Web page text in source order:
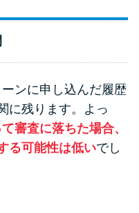
ードローンの問い
ンに申し込んだ履歴
に残ります。よっ
審査に落ちた場合、
る可能性は低いでし